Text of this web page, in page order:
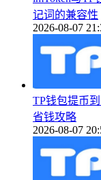
记词的兼容性
2026-08-07
TP钱包提币
省钱攻略
2026-08-07